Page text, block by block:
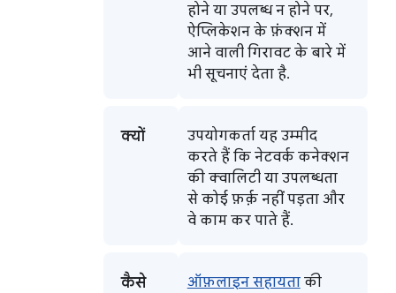
होने या उपलब्ध न होने पर,
ऐप्लिकेशन के फ़ंक्शन में
आने वाली गिरावट के बारे में
भी सूचनाएं देता है.
क्यों
उपयोगकर्ता यह उम्मीद
करते हैं कि नेटवर्क कनेक्शन
की क्वालिटी या उपलब्धता
से कोई फ़र्क़ नहीं पड़ता और
वे काम कर पाते हैं.
कैसे ऑफ़लाइन सहायताकी